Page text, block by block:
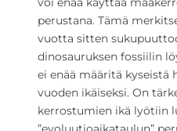
perustana. Tämä
vuotta sitten
dinosauruksen fossiilin
ei enää määritä kyseistä
vuoden ikäiseksi. On
kerrostumien ikä lyötiin